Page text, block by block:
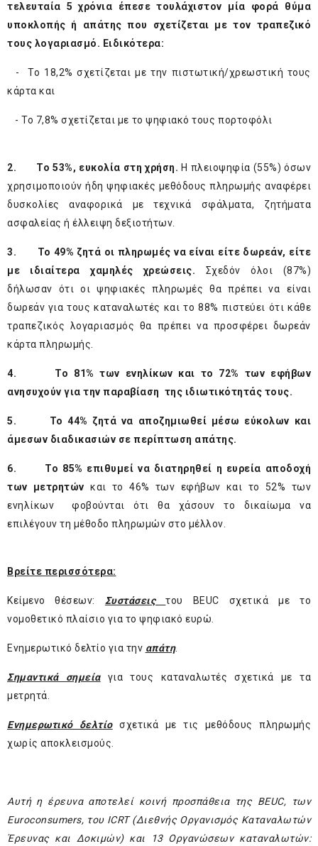
τελευταία 5 χρόνια έπεσε τουλάχιστον μία φορά θύμα
υποκλοπής ή απάτης που σχετίζεται με τον τραπεζικό
τους λογαριασμό. Ειδικότερα:
­ - Το 18,2% σχετίζεται με την πιστωτική/χρεωστική τους
κάρτα και
­ - Το 7,8% σχετίζεται με το ψηφιακό τους πορτοφόλι
2. Το 53%, ευκολία στη χρήση. Η πλειοψηφία (55%) όσων
χρησιμοποιούν ήδη ψηφιακές μεθόδους πληρωμής αναφέρει
δυσκολίες αναφορικά με τεχνικά σφάλματα, ζητήματα
ασφαλείας ή έλλειψη δεξιοτήτων.
3. Το 49% ζητά οι πληρωμές να είναι είτε δωρεάν, είτε
με ιδιαίτερα χαμηλές χρεώσεις. Σχεδόν όλοι (87%)
δήλωσαν ότι οι ψηφιακές πληρωμές θα πρέπει να είναι
δωρεάν για τους καταναλωτές και το 88% πιστεύει ότι κάθε
τραπεζικός λογαριασμός θα πρέπει να προσφέρει δωρεάν
κάρτα πληρωμής.
4. Το 81% των ενηλίκων και το 72% των εφήβων
ανησυχούν για την παραβίαση της ιδιωτικότητάς τους.
5. Το 44% ζητά να αποζημιωθεί μέσω εύκολων και
άμεσων διαδικασιών σε περίπτωση απάτης.
6. Το 85% επιθυμεί να διατηρηθεί η ευρεία αποδοχή
των μετρητών και το 46% των εφήβων και το 52% των
ενηλίκων φοβούνται ότι θα χάσουν το δικαίωμα να
επιλέγουν τη μέθοδο πληρωμών στο μέλλον.
Βρείτε περισσότερα:
Κείμενο θέσεων: Συστάσειςτου BEUC σχετικά με το
νομοθετικό πλαίσιο για το ψηφιακό ευρώ.
Ενημερωτικό δελτίο για την απάτη.
Σημαντικά σημείαγια τους καταναλωτές σχετικά με τα
μετρητά.
Ενημερωτικό δελτίοσχετικά με τις μεθόδους πληρωμής
χωρίς αποκλεισμούς.
Αυτή η έρευνα αποτελεί κοινή προσπάθεια της BEUC, των
Euroconsumers, του ICRT(Διεθνής Οργανισμός Καταναλωτών
Έρευνας και Δοκιμών) και 13 Οργανώσεων καταναλωτών: